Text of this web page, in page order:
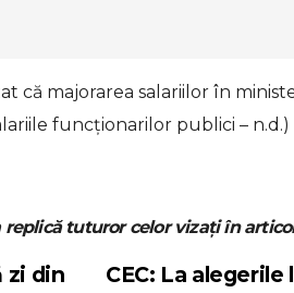
că majorarea salariilor în
funcționarilor publici –
tuturor celor vizați în
CEC: La
zi din